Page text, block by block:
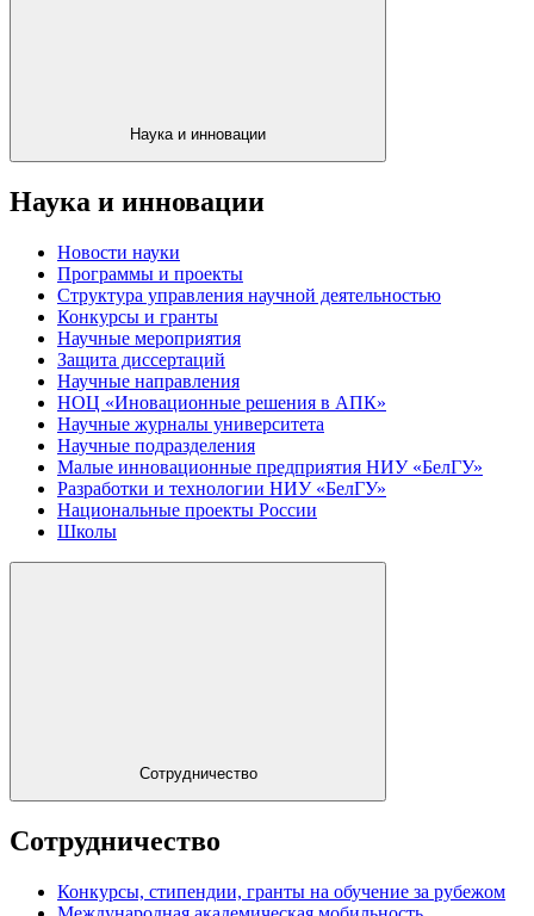
Наука и инновации
Наука и инновации
Новости науки
Программы и проекты
Структура управления научной деятельностью
Конкурсы и гранты
Научные мероприятия
Защита диссертаций
Научные направления
НОЦ «Иновационные решения в АПК»
Научные журналы университета
Научные подразделения
Малые инновационные предприятия НИУ «БелГУ»
Разработки и технологии НИУ «БелГУ»
Национальные проекты России
Школы
Сотрудничество
Сотрудничество
Конкурсы, стипендии, гранты на обучение за рубежом